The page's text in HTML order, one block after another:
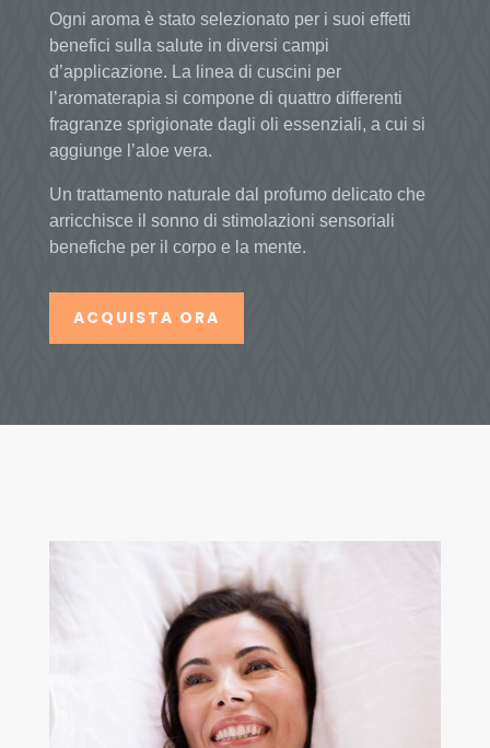
Ogni aroma è stato selezionato per i suoi effetti
benefici sulla salute in diversi campi
d’applicazione. La linea di cuscini per
l’aromaterapia si compone di quattro differenti
fragranze sprigionate dagli oli essenziali, a cui si
aggiunge l’aloe vera.
Un trattamento naturale dal profumo delicato che
arricchisce il sonno di stimolazioni sensoriali
benefiche per il corpo e la mente.
ACQUISTA ORA